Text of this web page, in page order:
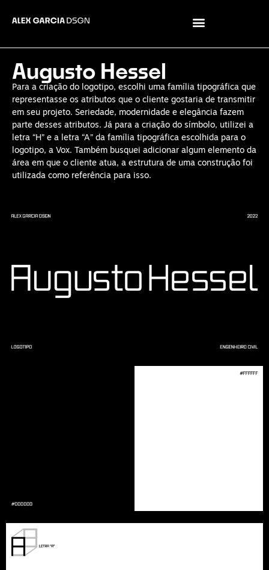
Augusto Hessel
Para a criação do logotipo, escolhi uma família tipográfica que
representasse os atributos que o cliente gostaria de transmitir
em seu projeto. Seriedade, modernidade e elegância fazem
parte desses atributos. Já para a criação do símbolo, utilizei a
letra “H” e a letra “A” da família tipográfica escolhida para o
logotipo, a Vox. Também busquei adicionar algum elemento da
área em que o cliente atua, a estrutura de uma construção foi
utilizada como referência para isso.